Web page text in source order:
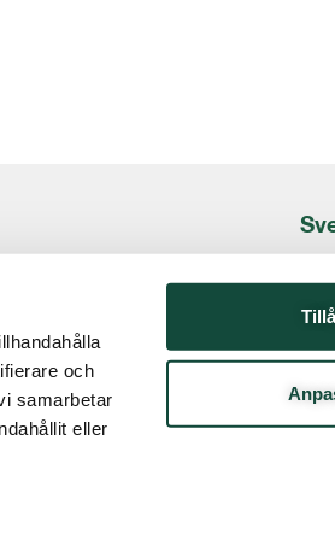
och
samarbetar
eller